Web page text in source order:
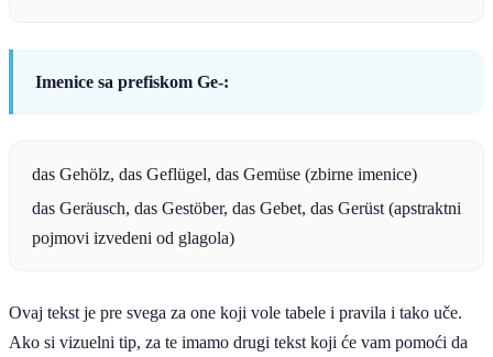
Imenice sa prefiskom Ge-:
das Gehölz, das Geflügel, das Gemüse (zbirne imenice)
das Geräusch, das Gestöber, das Gebet, das Gerüst (apstraktni
pojmovi izvedeni od glagola)
Ovaj tekst je pre svega za one koji vole tabele i pravila i tako uče.
Ako si vizuelni tip, za te imamo drugi tekst koji će vam pomoći da